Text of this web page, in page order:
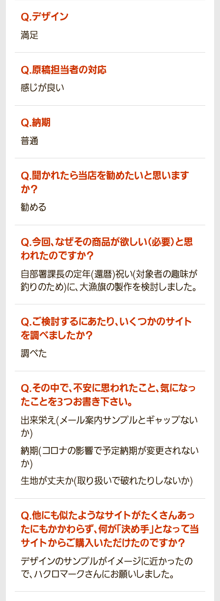
Q.デザイン
満足
Q.原稿担当者の対応
感じが良い
Q.納期
普通
Q.聞かれたら当店を勧めたいと思います
か？
勧める
Q.今回、なぜその商品が欲しい（必要）と思
われたのですか？
自部署課長の定年(還暦)祝い(対象者の趣味が
釣りのため)に、大漁旗の製作を検討しました。
Q.ご検討するにあたり、いくつかのサイト
を調べましたか？
調べた
Q.その中で、不安に思われたこと、気になっ
たことを3つお書き下さい。
出来栄え(メール案内サンプルとギャップない
か)
納期(コロナの影響で予定納期が変更されない
か)
生地が丈夫か(取り扱いで破れたりしないか)
Q.他にも似たようなサイトがたくさんあっ
たにもかかわらず、何が「決め手」となって当
サイトからご購入いただけたのですか？
デザインのサンプルがイメージに近かったの
で、ハクロマークさんにお願いしました。